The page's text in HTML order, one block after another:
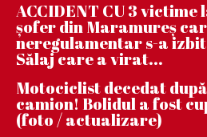
ACCIDENT CU 3 victime
șofer din Maramureș
neregulamentar s-a
Sălaj care a virat...
Motociclist decedat
camion! Bolidul a fost
(foto / actualizare)